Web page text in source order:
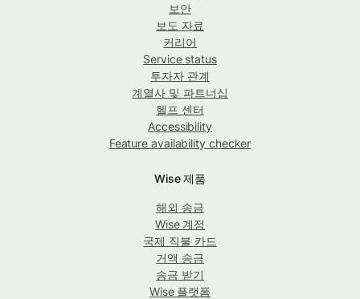
보안
보도 자료
커리어
Service status
투자자 관계
계열사 및 파트너십
헬프 센터
Accessibility
Feature availability checker
Wise 제품
해외 송금
Wise 계정
국제 직불 카드
거액 송금
송금 받기
Wise 플랫폼